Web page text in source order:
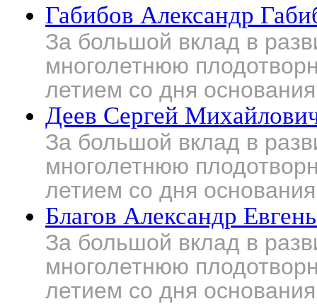
Габибов Александр
За большой вклад в
многолетнюю
летием со дня
Деев Сергей
За большой вклад в
многолетнюю
летием со дня
Благов Александр
За большой вклад в
многолетнюю
летием со дня